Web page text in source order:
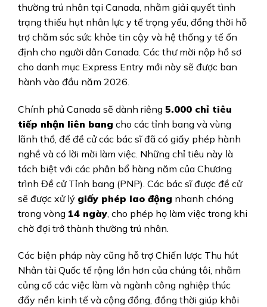
thường trú nhân tại Canada, nhằm giải quyết tình
trạng thiếu hụt nhân lực y tế trọng yếu, đồng thời hỗ
trợ chăm sóc sức khỏe tin cậy và hệ thống y tế ổn
định cho người dân Canada. Các thư mời nộp hồ sơ
cho danh mục Express Entry mới này sẽ được ban
hành vào đầu năm 2026.
Chính phủ Canada sẽ dành riêng 5.000 chỉ tiêu
tiếp nhận liên bang cho các tỉnh bang và vùng
lãnh thổ, để đề cử các bác sĩ đã có giấy phép hành
nghề và có lời mời làm việc. Những chỉ tiêu này là
tách biệt với các phân bổ hàng năm của Chương
trình Đề cử Tỉnh bang (PNP). Các bác sĩ được đề cử
sẽ được xử lý giấy phép lao động nhanh chóng
trong vòng 14 ngày , cho phép họ làm việc trong khi
chờ đợi trở thành thường trú nhân.
Các biện pháp này cũng hỗ trợ Chiến lược Thu hút
Nhân tài Quốc tế rộng lớn hơn của chúng tôi, nhằm
củng cố các việc làm và ngành công nghiệp thúc
đẩy nền kinh tế và cộng đồng, đồng thời giúp khôi